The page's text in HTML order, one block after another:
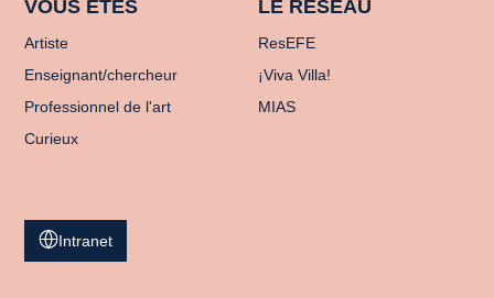
VOUS ÊTES
Artiste
Enseignant/chercheur
Professionnel de l'art
Curieux
LE RÉSEAU
ResEFE
¡Viva Villa!
MIAS
Intranet